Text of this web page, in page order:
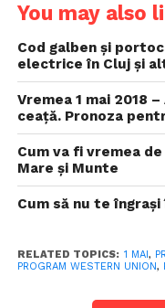
You may also
Cod galben și
electrice în Cluj și
Vremea 1 mai 2018
ceață. Pronoza
Cum va fi vremea
Mare și Munte
Cum să nu te îngrași
RELATED TOPICS: 1 MAI,
PROGRAM WESTERN UNION,